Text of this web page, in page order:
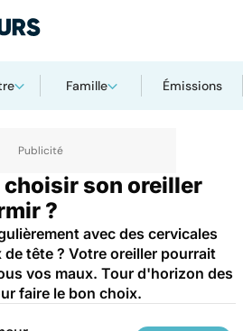
Famille Émissions
choisir son oreiller
?
avec des cervicales
tête ? Votre oreiller pourrait
vos maux. Tour d'horizon des
faire le bon choix.